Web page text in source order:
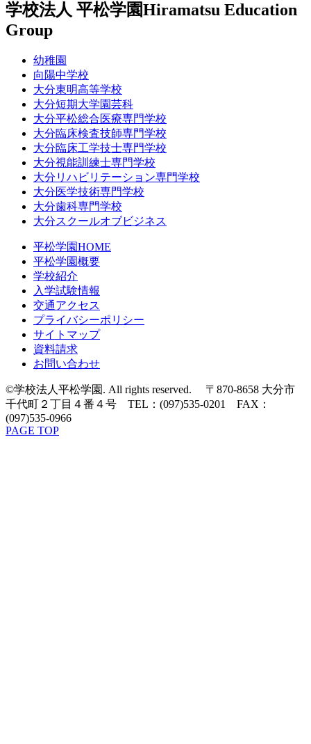
学校法人 平松学園Hiramatsu Education
Group
幼稚園
向陽中学校
大分東明高等学校
大分短期大学園芸科
大分平松総合医療専門学校
大分臨床検査技師専門学校
大分臨床工学技士専門学校
大分視能訓練士専門学校
大分リハビリテーション専門学校
大分医学技術専門学校
大分歯科専門学校
大分スクールオブビジネス
平松学園HOME
平松学園概要
学校紹介
入学試験情報
交通アクセス
プライバシーポリシー
サイトマップ
資料請求
お問い合わせ
©学校法人平松学園. All rights reserved. 〒870-8658 大分市
千代町２丁目４番４号 TEL：(097)535-0201 FAX：
(097)535-0966
PAGE TOP